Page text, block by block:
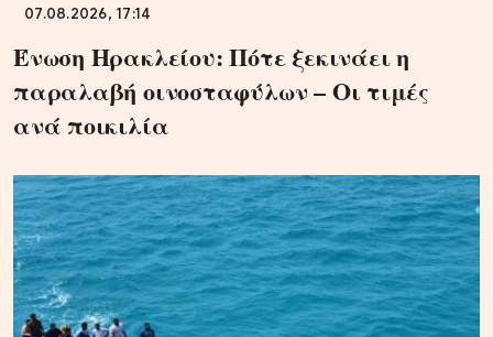
07.08.2026, 17:14
Ένωση Ηρακλείου: Πότε ξεκινάει η
παραλαβή οινοσταφύλων – Οι τιμές
ανά ποικιλία